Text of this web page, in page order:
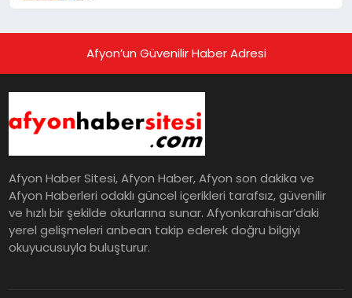
Afyon’un Güvenilir Haber Adresi
Afyon Haber Sitesi, Afyon Haber, Afyon son dakika ve
Afyon Haberleri odaklı güncel içerikleri tarafsız, güvenilir
ve hızlı bir şekilde okurlarına sunar. Afyonkarahisar’daki
yerel gelişmeleri anbean takip ederek doğru bilgiyi
okuyucusuyla buluşturur.